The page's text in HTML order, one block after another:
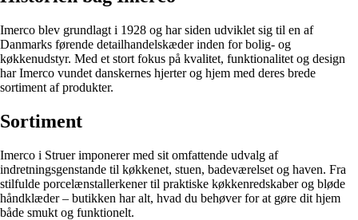
Imerco blev grundlagt i 1928 og har siden udviklet sig til en af
Danmarks førende detailhandelskæder inden for bolig- og
køkkenudstyr. Med et stort fokus på kvalitet, funktionalitet og design
har Imerco vundet danskernes hjerter og hjem med deres brede
sortiment af produkter.
Sortiment
Imerco i Struer imponerer med sit omfattende udvalg af
indretningsgenstande til køkkenet, stuen, badeværelset og haven. Fra
stilfulde porcelænstallerkener til praktiske køkkenredskaber og bløde
håndklæder – butikken har alt, hvad du behøver for at gøre dit hjem
både smukt og funktionelt.